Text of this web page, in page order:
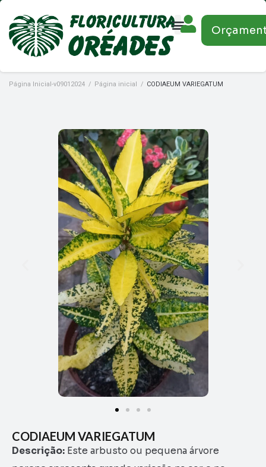
Página Inicial-v09012024 / Página inicial / CODIAEUM VARIEGATUM
CODIAEUM VARIEGATUM
Descrição: Este arbusto ou pequena árvore